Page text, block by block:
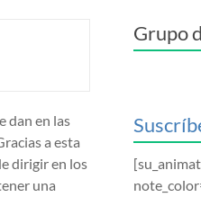
dan en las
a esta
dirigir en los
una
Grupo